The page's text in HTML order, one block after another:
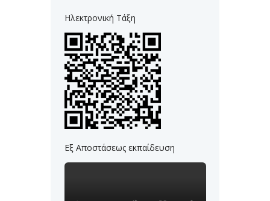
Ηλεκτρονική Τάξη
Εξ Αποστάσεως εκπαίδευση